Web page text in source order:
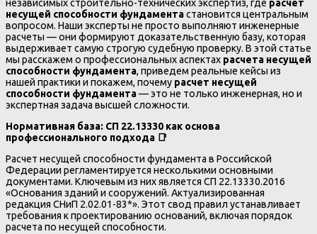
независимых строительно-технических экспертиз, где расчет
несущей способности фундаментастановится центральным
вопросом. Наши эксперты не просто выполняют инженерные
расчеты — они формируют доказательственную базу, которая
выдерживает самую строгую судебную проверку. В этой статье
мы расскажем о профессиональных аспектах расчета несущей
способности фундамента, приведем реальные кейсы из
нашей практики и покажем, почему расчет несущей
способности фундамента— это не только инженерная, но и
экспертная задача высшей сложности.
Нормативная база: СП 22.13330 как основа
профессионального подхода 📑
Расчет несущей способности фундамента в Российской
Федерации регламентируется несколькими основными
документами. Ключевым из них является СП 22.13330.2016
«Основания зданий и сооружений. Актуализированная
редакция СНиП 2.02.01-83*». Этот свод правил устанавливает
требования к проектированию оснований, включая порядок
расчета по несущей способности.